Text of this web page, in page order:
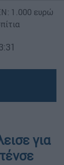
1.000 ευρώ
για